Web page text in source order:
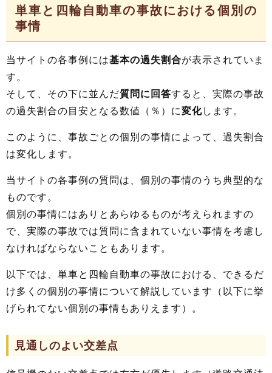
単車と四輪自動車の事故における個別の
事情
当サイトの各事例には基本の過失割合が表示されていま
す。
そして、その下に並んだ質問に回答すると、実際の事故
の過失割合の目安となる数値（％）に変化します。
このように、事故ごとの個別の事情によって、過失割合
は変化します。
当サイトの各事例の質問は、個別の事情のうち典型的な
ものです。
個別の事情にはありとあらゆるものが考えられますの
で、実際の事故では質問に含まれていない事情を考慮し
なければならないこともあります。
以下では、単車と四輪自動車の事故における、できるだ
け多くの個別の事情について解説しています（以下に挙
げられてない個別の事情もありえます）。
見通しのよい交差点